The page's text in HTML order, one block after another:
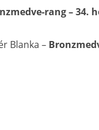
rang – 34.
Blanka –